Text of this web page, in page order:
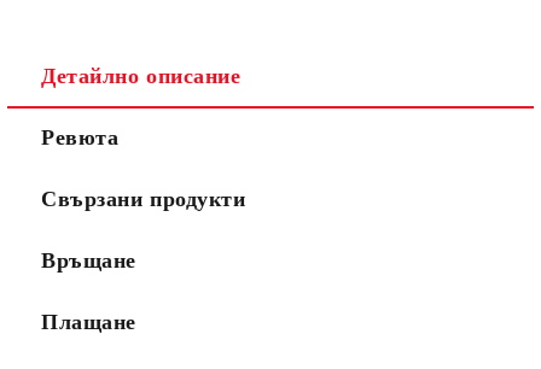
Детайлно описание
Ревюта
Свързани продукти
Връщане
Плащане